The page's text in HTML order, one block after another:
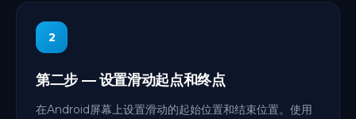
2
第二步 — 设置滑动起点和终点
在Android屏幕上设置滑动的起始位置和结束位置。使用